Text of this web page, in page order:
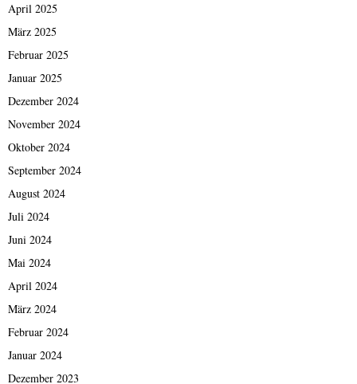
April 2025
März 2025
Februar 2025
Januar 2025
Dezember 2024
November 2024
Oktober 2024
September 2024
August 2024
Juli 2024
Juni 2024
Mai 2024
April 2024
März 2024
Februar 2024
Januar 2024
Dezember 2023